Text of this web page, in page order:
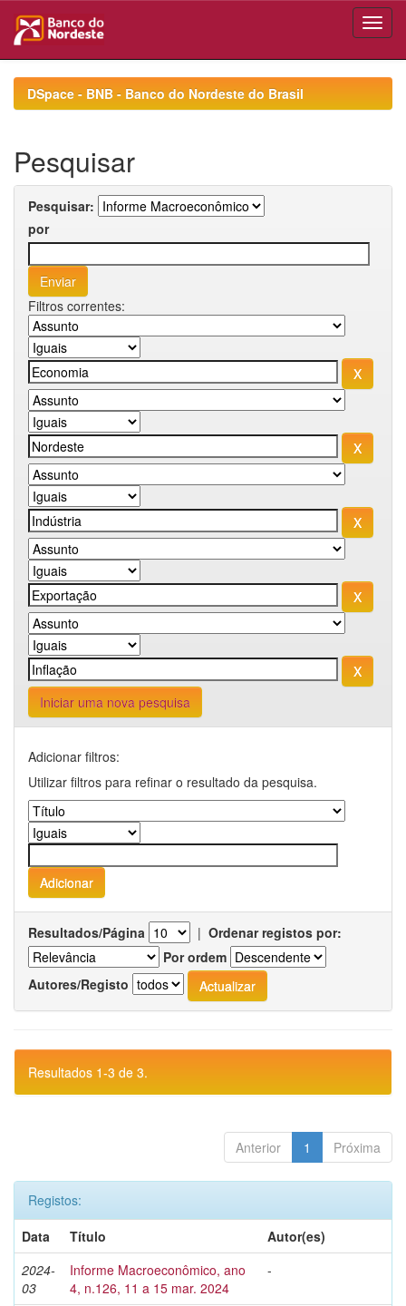
navigationDSpace - BNB - Banco do Nordeste do Brasil
Pesquisar
Pesquisar:
por
Filtros correntes:
Iniciar uma nova pesquisa
Adicionar filtros:
Utilizar filtros para refinar o resultado da pesquisa.
Resultados/Página | Ordenar registos por:
Por ordem
Autores/Registo
Resultados 1-3 de 3.
Anterior 1 Próxima
Registos:
Data
Título
Autor(es)
2024-
03
Informe Macroeconômico, ano
4, n.126, 11 a 15 mar. 2024
-